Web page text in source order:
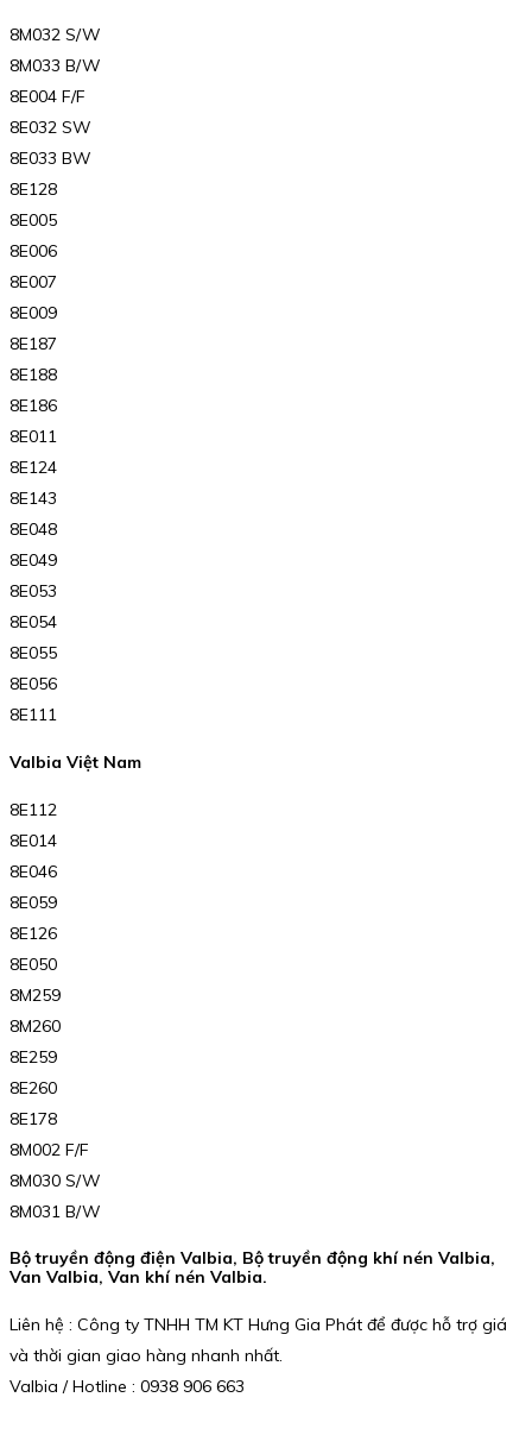
8M032 S/W
8M033 B/W
8E004 F/F
8E032 SW
8E033 BW
8E128
8E005
8E006
8E007
8E009
8E187
8E188
8E186
8E011
8E124
8E143
8E048
8E049
8E053
8E054
8E055
8E056
8E111
Valbia Việt Nam
8E112
8E014
8E046
8E059
8E126
8E050
8M259
8M260
8E259
8E260
8E178
8M002 F/F
8M030 S/W
8M031 B/W
Bộ truyền động điện Valbia, Bộ truyền động khí nén Valbia,
Van Valbia, Van khí nén Valbia.
Liên hệ : Công ty TNHH TM KT Hưng Gia Phát để được hỗ trợ giá
và thời gian giao hàng nhanh nhất.
Valbia / Hotline : 0938 906 663